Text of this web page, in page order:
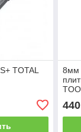
TOTAL
8мм
440